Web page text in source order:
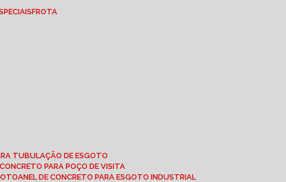
FROTA
TUBULAÇÃO DE ESGOTO
CONCRETO PARA POÇO DE VISITA
ANEL DE CONCRETO PARA ESGOTO INDUSTRIAL